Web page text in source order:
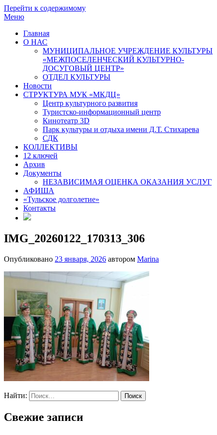
Перейти к содержимому
Меню
Главная
О НАС
МУНИЦИПАЛЬНОЕ УЧРЕЖДЕНИЕ КУЛЬТУРЫ
«МЕЖПОСЕЛЕНЧЕСКИЙ КУЛЬТУРНО-
ДОСУГОВЫЙ ЦЕНТР»
ОТДЕЛ КУЛЬТУРЫ
Новости
СТРУКТУРА МУК «МКДЦ»
Центр культурного развития
Туристско-информационный центр
Кинотеатр 3D
Парк культуры и отдыха имени Д.Т. Стихарева
СДК
КОЛЛЕКТИВЫ
12 ключей
Архив
Документы
НЕЗАВИСИМАЯ ОЦЕНКА ОКАЗАНИЯ УСЛУГ
АФИША
«Тульское долголетие»
Контакты
IMG_20260122_170313_306
Опубликовано 23 января, 2026 автором Marina
Найти:
Свежие записи